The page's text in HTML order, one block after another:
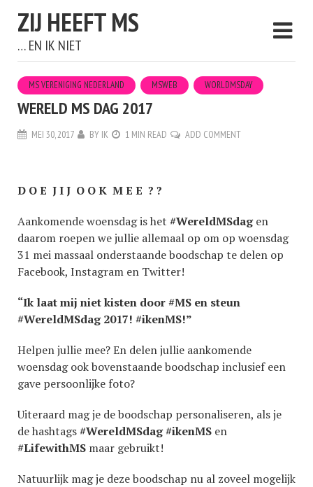
ZIJ HEEFT MS
… EN IK NIET
MS VERENIGING NEDERLAND MSWEB WORLDMSDAY
WERELD MS DAG 2017
MEI 30, 2017 BY IK 1 MIN READ ADD COMMENT
D O E J I J O O K M E E ? ?
Aankomende woensdag is het #WereldMSdagen
daarom roepen we jullie allemaal op om op woensdag
31 mei massaal onderstaande boodschap te delen op
Facebook, Instagram en Twitter!
“Ik laat mij niet kisten door #MS en steun
#WereldMSdag 2017! #ikenMS!”
Helpen jullie mee? En delen jullie aankomende
woensdag ook bovenstaande boodschap inclusief een
gave persoonlijke foto?
Uiteraard mag je de boodschap personaliseren, als je
de hashtags#WereldMSdag#ikenMS en
#LifewithMS maar gebruikt!
Natuurlijk mag je deze boodschap nu al zoveel mogelijk